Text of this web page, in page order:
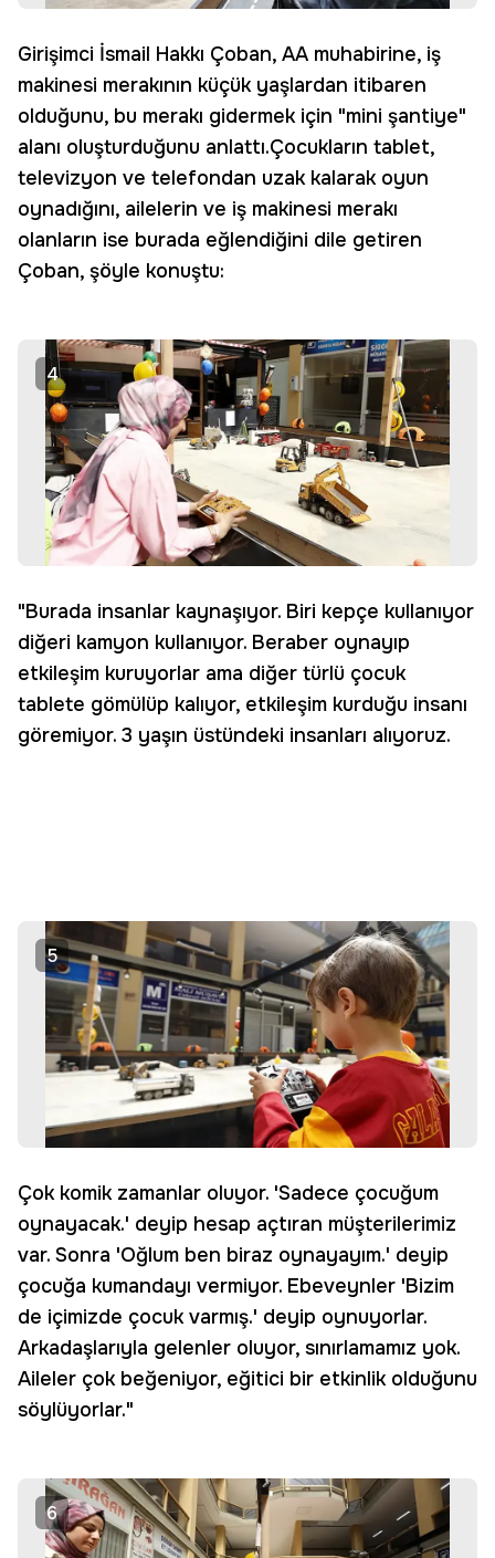
Girişimci İsmail Hakkı Çoban, AA muhabirine, iş
makinesi merakının küçük yaşlardan itibaren
olduğunu, bu merakı gidermek için "mini şantiye"
alanı oluşturduğunu anlattı.Çocukların tablet,
televizyon ve telefondan uzak kalarak oyun
oynadığını, ailelerin ve iş makinesi merakı
olanların ise burada eğlendiğini dile getiren
Çoban, şöyle konuştu:
4
"Burada insanlar kaynaşıyor. Biri kepçe kullanıyor
diğeri kamyon kullanıyor. Beraber oynayıp
etkileşim kuruyorlar ama diğer türlü çocuk
tablete gömülüp kalıyor, etkileşim kurduğu insanı
göremiyor. 3 yaşın üstündeki insanları alıyoruz.
5
Çok komik zamanlar oluyor. 'Sadece çocuğum
oynayacak.' deyip hesap açtıran müşterilerimiz
var. Sonra 'Oğlum ben biraz oynayayım.' deyip
çocuğa kumandayı vermiyor. Ebeveynler 'Bizim
de içimizde çocuk varmış.' deyip oynuyorlar.
Arkadaşlarıyla gelenler oluyor, sınırlamamız yok.
Aileler çok beğeniyor, eğitici bir etkinlik olduğunu
söylüyorlar."
6